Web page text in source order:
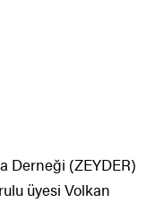
Derneği (ZEYDER)
üyesi Volkan